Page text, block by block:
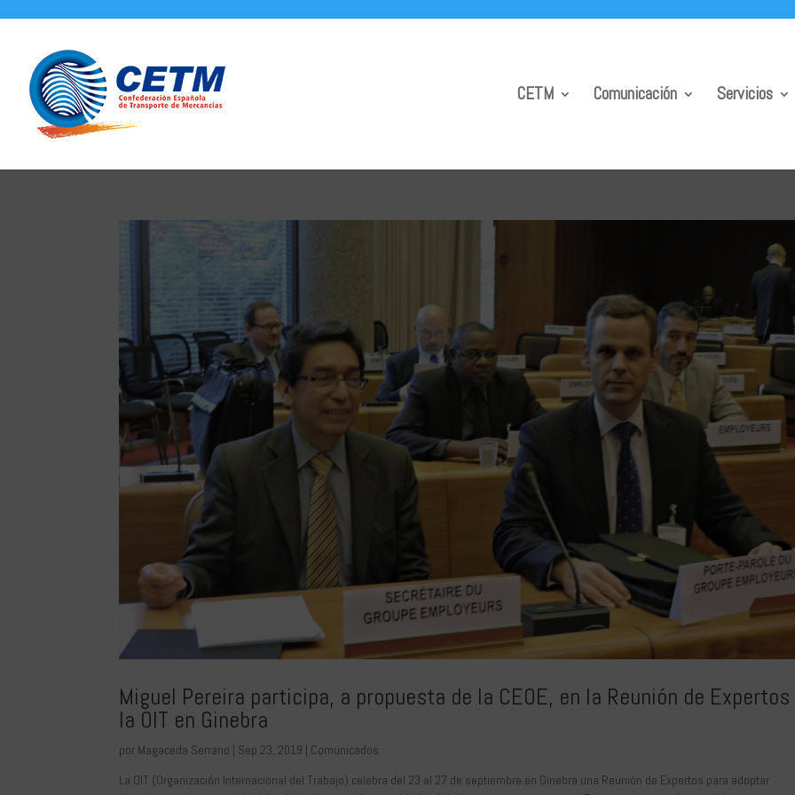
CETM Comunicación Servicios
Miguel Pereira participa, a propuesta de la CEOE, en la Reunión de
la OIT en Ginebra
por Magaceda Serrano | Sep 23, 2019 | Comunicados
La OIT (Organización Internacional del Trabajo) celebra del 23 al 27 de septiembre en Ginebra una Reunión de Expertos para adoptar